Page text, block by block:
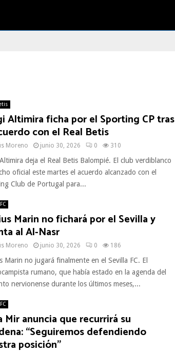
Altimira ficha por el Sporting CP tras
con el Real Betis
Moreno junio 30, 2026 0 310
deja el Real Betis Balompié. El club verdiblanco
oficial este martes el acuerdo alcanzado con el
Club de Portugal para...
Marin no fichará por el Sevilla y
al Al-Nasr
Moreno junio 30, 2026 0 186
Marin no jugará finalmente en el Sevilla FC. El
rumano, que había estado en la agenda del
nervionense durante los últimos meses,...
Mir anuncia que recurrirá su
“Seguiremos defendiendo
posición”